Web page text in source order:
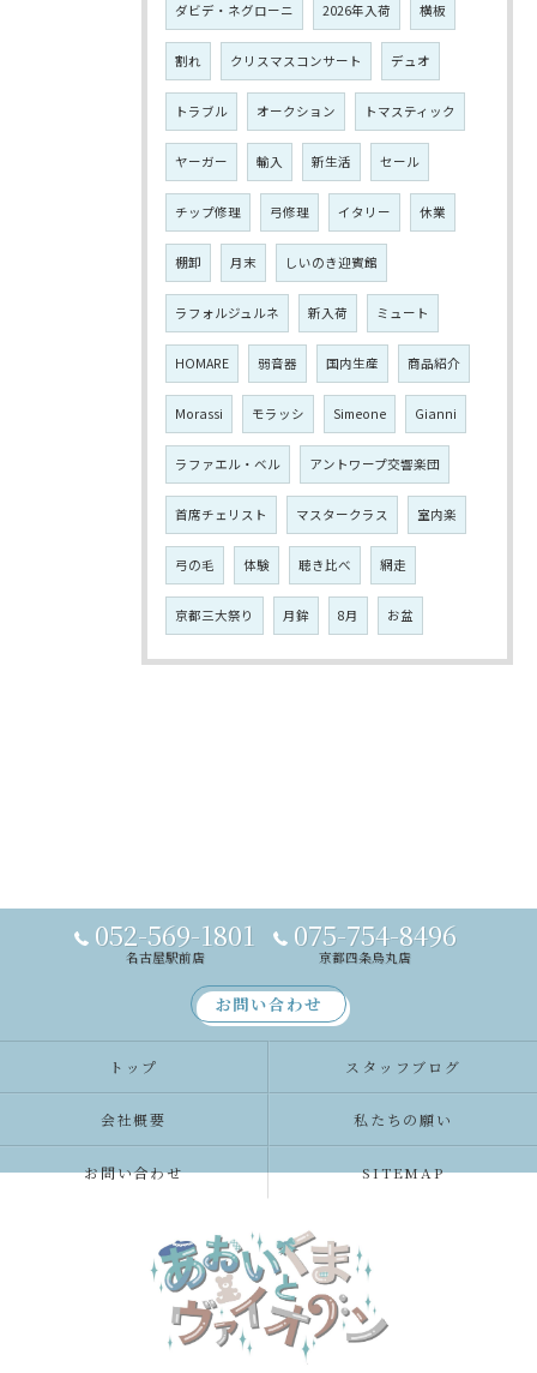
ダビデ・ネグローニ 2026年入荷 横板
割れ クリスマスコンサート デュオ
トラブル オークション トマスティック
ヤーガー 輸入 新生活 セール
チップ修理 弓修理 イタリー 休業
棚卸 月末 しいのき迎賓館
ラフォルジュルネ 新入荷 ミュート
HOMARE 弱音器 国内生産 商品紹介
Morassi モラッシ Simeone Gianni
ラファエル・ベル アントワープ交響楽団
首席チェリスト マスタークラス 室内楽
弓の毛 体験 聴き比べ 網走
京都三大祭り 月鉾 8月 お盆
052-569-1801
名古屋駅前店
075-754-8496
京都四条烏丸店
お問い合わせ
トップ スタッフブログ
会社概要 私たちの願い
お問い合わせ SITEMAP